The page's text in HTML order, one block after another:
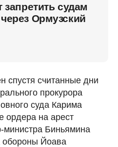
судам
Ормузский
спустя считанные дни
прокурора
суда Карима
ордера на арест
министра Биньямина
обороны Йоава